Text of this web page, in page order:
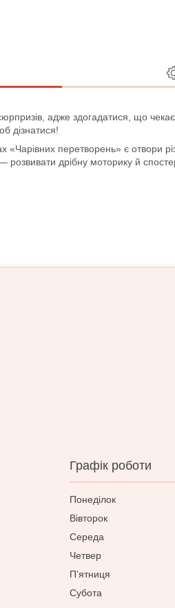
адже здогадатися, що
дізнатися!
«Чарівних перетворень» є
дрібну моторику й
Графік роботи
Понеділок
Вівторок
Середа
Четвер
Пʼятниця
Субота